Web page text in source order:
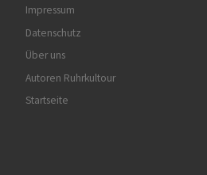
Impressum
Datenschutz
Über uns
Autoren Ruhrkultour
Startseite